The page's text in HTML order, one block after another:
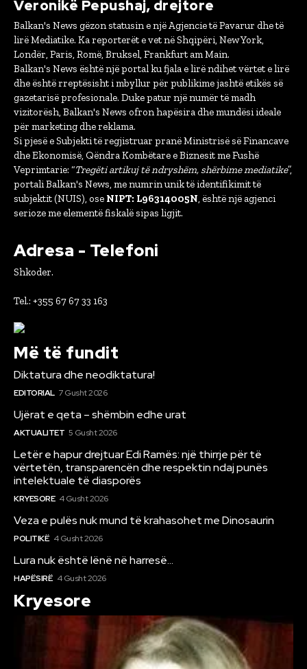
Veronikë Pepushaj, drejtore
Balkan's News gëzon statusin e një Agjencie të Pavarur dhe të
lirë Mediatike. Ka reporterët e vet në Shqipëri, New York,
Londër, Paris, Romë, Bruksel, Frankfurt am Main.
Balkan's News është një portal ku fjala e lirë ndihet vërtet e lirë
dhe është rreptësisht i mbyllur për publikime jashtë etikës së
gazetarisë profesionale. Duke patur një numër të madh
vizitorësh, Balkan's News ofron hapësira dhe mundësi ideale
për marketing dhe reklama.
Si pjesë e Subjekti të regjistruar pranë Ministrisë së Financave
dhe Ekonomisë, Qëndra Kombëtare e Biznesit me Fushë
Veprimtarie: “Tregëti artikuj të ndryshëm, shërbime mediatike”,
portali Balkan's News, me numrin unik të identifikimit të
subjektit (NUIS), ose NIPT: L96314005N , është një agjenci
serioze me elementë fiskalë sipas ligjit.
Adresa - Telefoni
Shkoder.
Tel.: +355 67 67 33 163
Më të fundit
Diktatura dhe neodiktatura!
EDITORIAL 7 Gusht 2026
Ujërat e qeta – shëmbin edhe urat
AKTUALITET 5 Gusht 2026
Letër e hapur drejtuar Edi Ramës: një thirrje për të
vërtetën, transparencën dhe respektin ndaj punës
intelektuale të diasporës
KRYESORE 4 Gusht 2026
Veza e pulës nuk mund të krahasohet me Dinosaurin
POLITIKË 4 Gusht 2026
Lura nuk është lënë në harresë…
HAPËSIRË 4 Gusht 2026
Kryesore